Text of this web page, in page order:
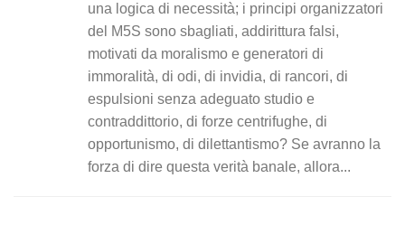
una logica di necessità; i principi organizzatori
del M5S sono sbagliati, addirittura falsi,
motivati da moralismo e generatori di
immoralità, di odi, di invidia, di rancori, di
espulsioni senza adeguato studio e
contraddittorio, di forze centrifughe, di
opportunismo, di dilettantismo? Se avranno la
forza di dire questa verità banale, allora...